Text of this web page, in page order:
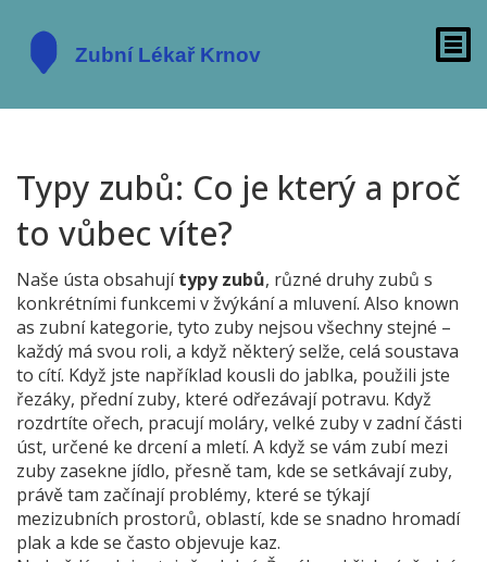
Typy zubů: Co je který a proč
to vůbec víte?
Naše ústa obsahujítypy zubů, různé druhy zubů s
konkrétními funkcemi v žvýkání a mluvení. Also known
as zubní kategorie, tyto zuby nejsou všechny stejné –
každý má svou roli, a když některý selže, celá soustava
to cítí. Když jste například kousli do jablka, použili jste
řezáky, přední zuby, které odřezávají potravu. Když
rozdrtíte ořech, pracujímoláry, velké zuby v zadní části
úst, určené ke drcení a mletí. A když se vám zubí mezi
zuby zasekne jídlo, přesně tam, kde se setkávají zuby,
právě tam začínají problémy, které se týkají
mezizubních prostorů, oblastí, kde se snadno hromadí
plak a kde se často objevuje kaz.